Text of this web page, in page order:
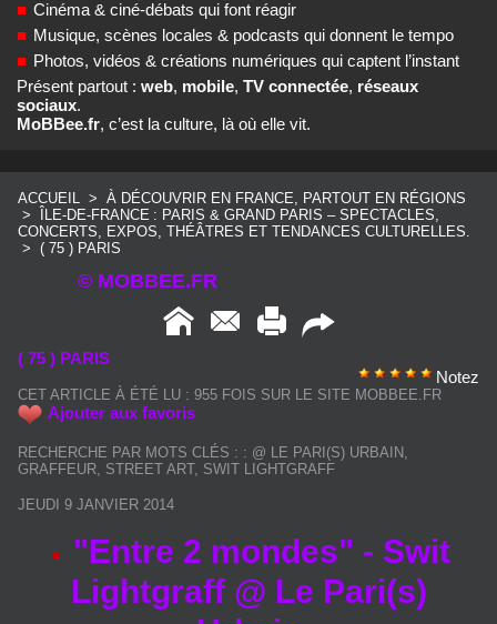
■ Cinéma & ciné‑débats qui font réagir
■ Musique, scènes locales & podcasts qui donnent le tempo
■ Photos, vidéos & créations numériques qui captent l’instant
Présent partout : web, mobile, TV connectée, réseaux
sociaux.
MoBBee.fr, c’est la culture, là où elle vit.
ACCUEIL > À DÉCOUVRIR EN FRANCE, PARTOUT EN RÉGIONS
>
ÎLE‑DE‑FRANCE : PARIS & GRAND PARIS – SPECTACLES,
CONCERTS, EXPOS, THÉÂTRES ET TENDANCES CULTURELLES.
> ( 75 ) PARIS
© MOBBEE.FR
( 75 ) PARIS
Notez
CET ARTICLE À ÉTÉ LU : 955 FOIS SUR LE SITE MOBBEE.FR
Ajouter aux favoris
RECHERCHE PAR MOTS CLÉS : : @ LE PARI(S) URBAIN
GRAFFEUR STREET ART, SWIT LIGHTGRAFF
JEUDI 9 JANVIER 2014
"Entre 2 mondes" - Swit
Lightgraff @ Le Pari(s)